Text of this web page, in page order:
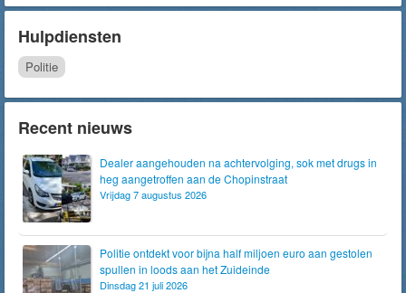
Hulpdiensten
Politie
Recent nieuws
Dealer aangehouden na achtervolging, sok met drugs in
heg aangetroffen aan de Chopinstraat
Vrijdag 7 augustus 2026
Politie ontdekt voor bijna half miljoen euro aan gestolen
spullen in loods aan het Zuideinde
Dinsdag 21 juli 2026